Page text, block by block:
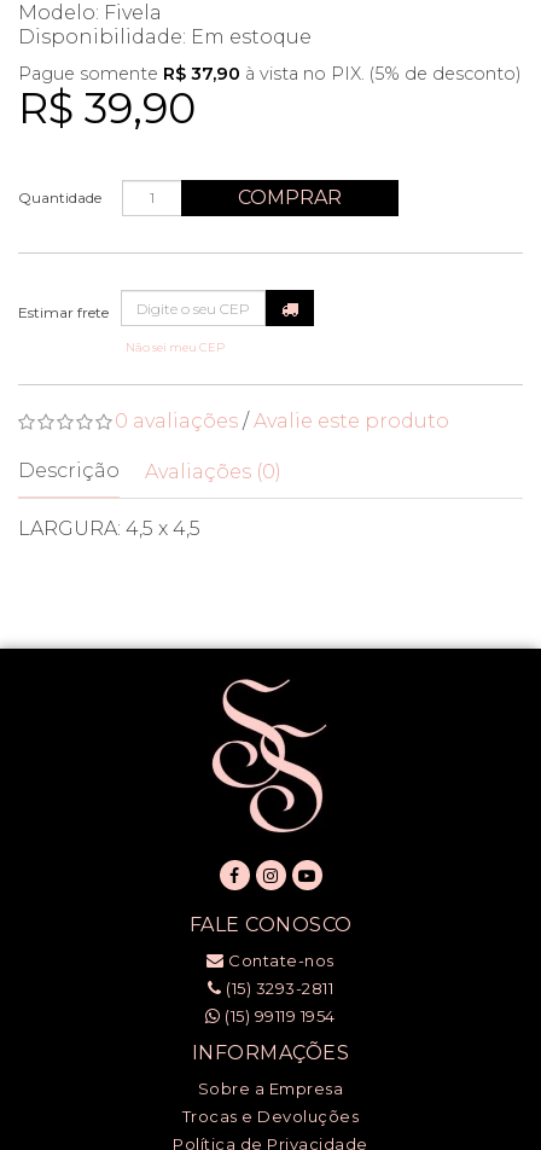
Modelo: Fivela
Disponibilidade: Em estoque
R$ 39,90
Pague somente R$ 37,90 à vista no PIX. (5% de desconto)
Quantidade COMPRAR
Não sei meu CEP
0 avaliações /Avalie este produto
Descrição Avaliações (0)
LARGURA: 4,5 x 4,5
FALE CONOSCO
Contate-nos
(15) 3293-2811
(15) 99119 1954
INFORMAÇÕES
Sobre a Empresa
Trocas e Devoluções
Política de Privacidade